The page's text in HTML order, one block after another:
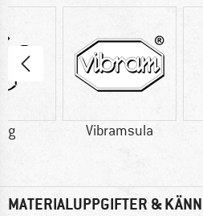
g Vibramsula
MATERIALUPPGIFTER &